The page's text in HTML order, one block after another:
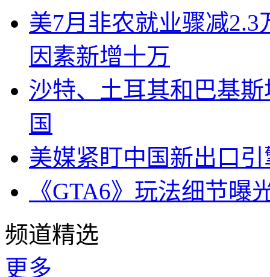
美7月非农就业骤减
因素新增十万
沙特、土耳其和巴基
国
美媒紧盯中国新出口
《GTA6》玩法细节
频道精选
更多